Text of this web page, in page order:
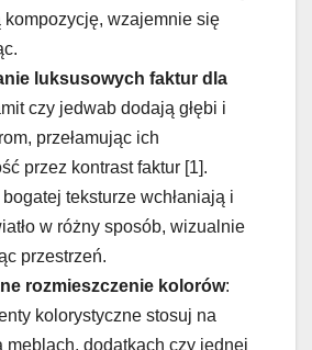
kompozycję, wzajemnie się
luksusowych faktur dla
czy jedwab dodają głębi i
przełamując ich
przez kontrast faktur [1].
bogatej teksturze wchłaniają i
w różny sposób, wizualnie
przestrzeń.
rozmieszczenie kolorów:
kolorystyczne stosuj na
meblach, dodatkach czy jednej